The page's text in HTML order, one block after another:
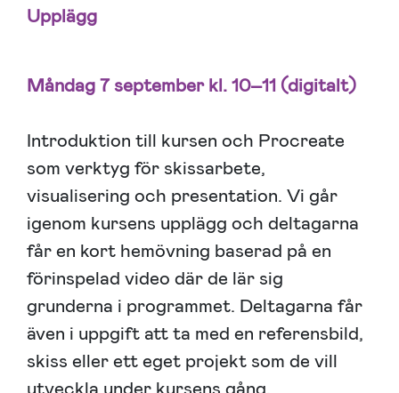
Upplägg
Måndag 7 september kl. 10–11 (digitalt)
Introduktion till kursen och Procreate
som verktyg för skissarbete,
visualisering och presentation. Vi går
igenom kursens upplägg och deltagarna
får en kort hemövning baserad på en
förinspelad video där de lär sig
grunderna i programmet. Deltagarna får
även i uppgift att ta med en referensbild,
skiss eller ett eget projekt som de vill